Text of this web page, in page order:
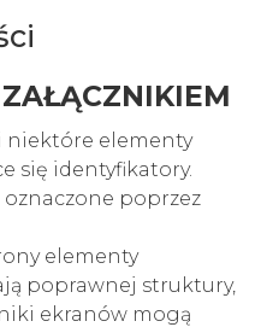
niektóre elementy
się identyfikatory.
poprzez
elementy
poprawnej struktury,
ekranów mogą